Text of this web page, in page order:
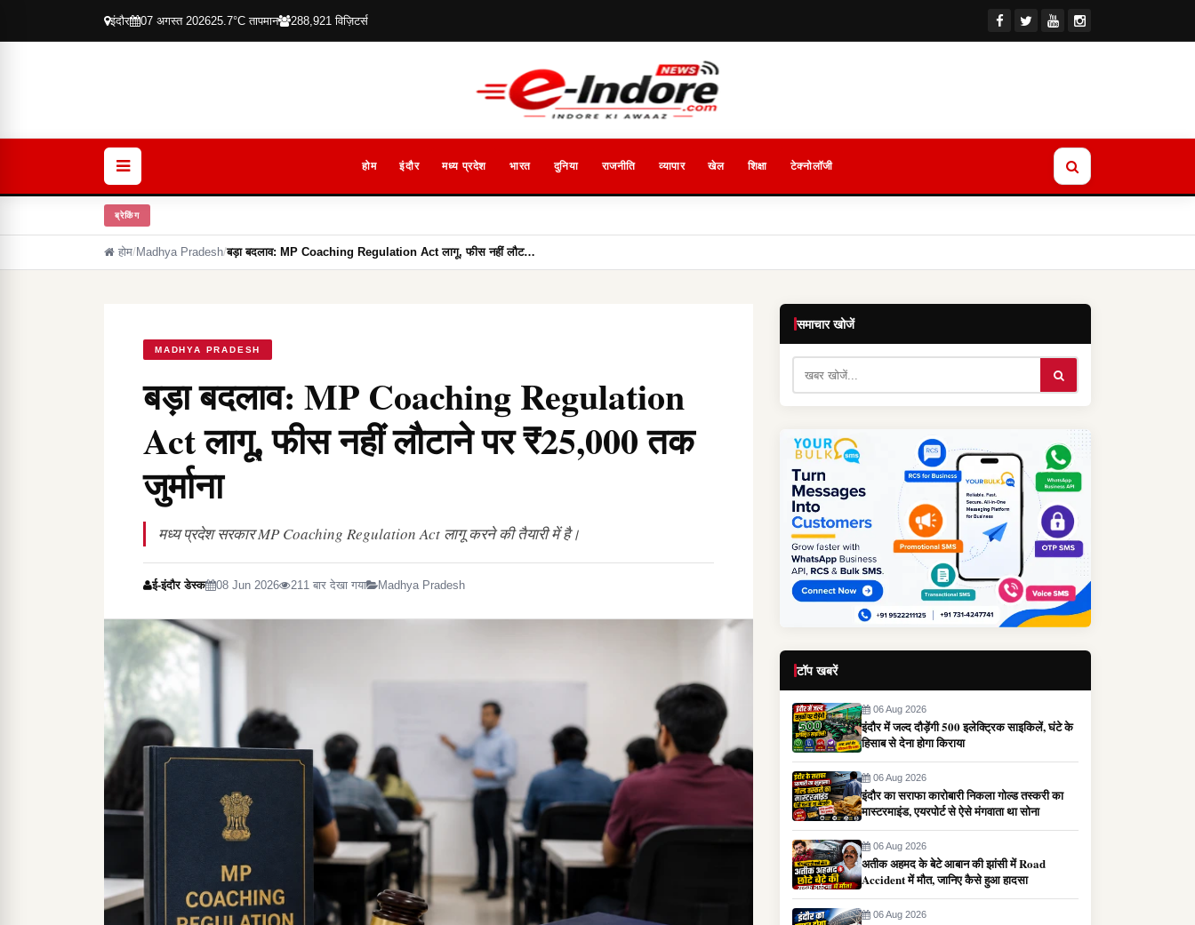
इंदौर 07 अगस्त 202625.7°C तापमान 288,921 विज़िटर्स
होम इंदौर मध्य प्रदेश भारत दुनिया राजनीति व्यापार खेल शिक्षा टेक्नोलॉजी
ब्रेकिंग
होम/ Madhya Pradesh/बड़ा बदलाव: MP Coaching Regulation Act लागू, फीस नहीं लौट…
MADHYA PRADESH
बड़ा बदलाव: MP Coaching Regulation
Act लागू, फीस नहीं लौटाने पर ₹25,000 तक
जुर्माना
मध्य प्रदेश सरकार MP Coaching Regulation Act लागू करने की तैयारी में है।
ई-इंदौर डेस्क 08 Jun 2026 211 बार देखा गया Madhya Pradesh
समाचार खोजें
टॉप खबरें
06 Aug 2026
इंदौर में जल्द दौड़ेंगी 500 इलेक्ट्रिक साइकिलें, घंटे के
हिसाब से देना होगा किराया
06 Aug 2026
इंदौर का सराफा कारोबारी निकला गोल्ड तस्करी का
मास्टरमाइंड, एयरपोर्ट से ऐसे मंगवाता था सोना
06 Aug 2026
अतीक अहमद के बेटे आबान की झांसी में Road
Accident में मौत, जानिए कैसे हुआ हादसा
06 Aug 2026